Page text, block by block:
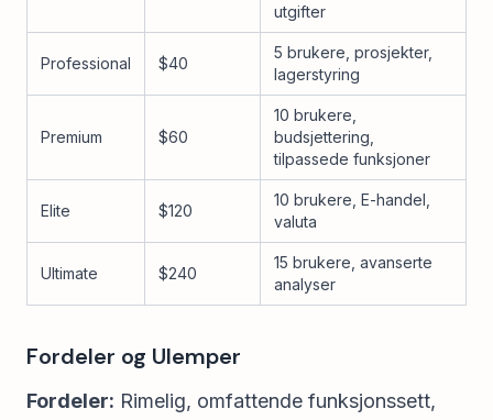
utgifter
Professional $40
5 brukere, prosjekter,
lagerstyring
Premium $60
10 brukere,
budsjettering,
tilpassede funksjoner
Elite $120
10 brukere, E-handel,
valuta
Ultimate $240
15 brukere, avanserte
analyser
Fordeler og Ulemper
Fordeler: Rimelig, omfattende funksjonssett,